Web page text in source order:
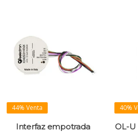
44% Venta
Interfaz empotrada
40%
OL-U